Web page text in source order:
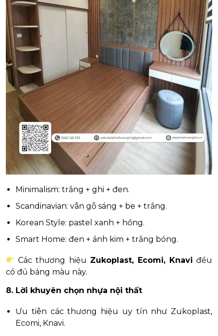
Minimalism: trắng + ghi + đen.
Scandinavian: vân gỗ sáng + be + trắng.
Korean Style: pastel xanh + hồng.
Smart Home: đen + ánh kim + trắng bóng.
Các thương hiệu Zukoplast, Ecomi, Knavi đều
có đủ bảng màu này.
8. Lời khuyên chọn nhựa nội thất
Ưu tiên các thương hiệu uy tín như Zukoplast,
Ecomi, Knavi.